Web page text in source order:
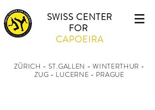
SWISS CENTER
FOR
CAPOEIRA
ZÜRICH - ST.GALLEN - WINTERTHUR -
ZUG - LUCERNE - PRAGUE